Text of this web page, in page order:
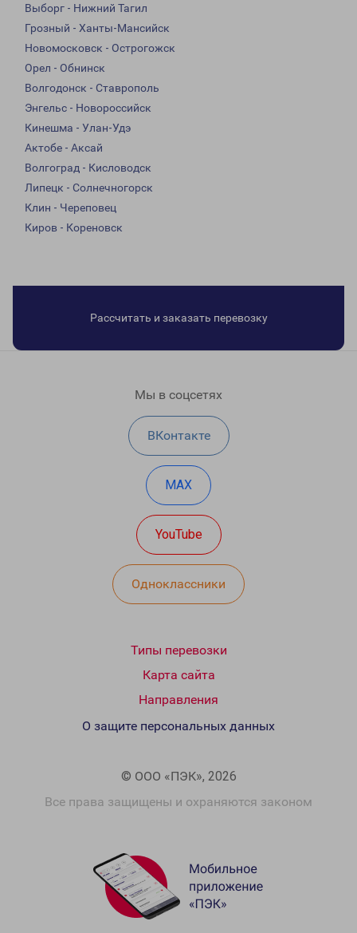
Выборг - Нижний Тагил
Грозный - Ханты-Мансийск
Новомосковск - Острогожск
Орел - Обнинск
Волгодонск - Ставрополь
Энгельс - Новороссийск
Кинешма - Улан-Удэ
Актобе - Аксай
Волгоград - Кисловодск
Липецк - Солнечногорск
Клин - Череповец
Киров - Кореновск
Рассчитать и заказать перевозку
Мы в соцсетях
ВКонтакте
MAX
YouTube
Одноклассники
Типы перевозки
Карта сайта
Направления
© ООО «ПЭК», 2026
Все права защищены и охраняются законом
О защите персональных данных